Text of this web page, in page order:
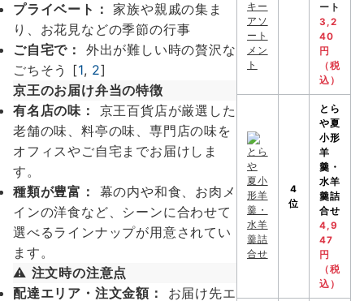
プライベート： 家族や親戚の集ま
り、お花見などの季節の行事
ご自宅で：
外出が難しい時の贅沢な
ごちそう [1, 2]
京王のお届け弁当の特徴
有名店の味：
京王百貨店が厳選した
老舗の味、料亭の味、専門店の味を
オフィスやご自宅までお届けしま
す。
種類が豊富：
幕の内や和食、お肉メ
インの洋食など、シーンに合わせて
選べるラインナップが用意されてい
ます。
⚠️ 注文時の注意点
配達エリア・注文金額：
お届け先エ
ート
3,2
40
円
（税
込）
4
位
とら
や夏
小形
羊
羹・
水羊
羹詰
合せ
4,9
47
円
（税
込）